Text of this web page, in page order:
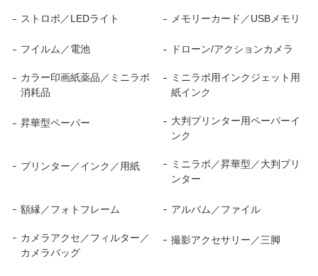
ストロボ／LEDライト メモリーカード／USBメモリ
フイルム／電池 ドローン/アクションカメラ
カラー印画紙薬品／ミニラボ
消耗品
ミニラボ用インクジェット用
紙インク
昇華型ペーパー
大判プリンター用ペーパーイ
ンク
プリンター／インク／用紙
ミニラボ／昇華型／大判プリ
ンター
額縁／フォトフレーム アルバム／ファイル
カメラアクセ／フィルター／
カメラバッグ
撮影アクセサリー／三脚